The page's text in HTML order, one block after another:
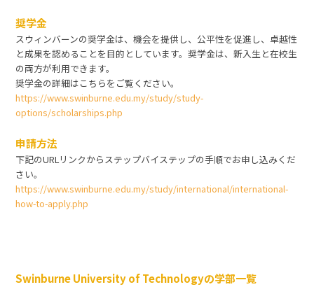
奨学金
スウィンバーンの奨学金は、機会を提供し、公平性を促進し、卓越性
と成果を認めることを目的としています。奨学金は、新入生と在校生
の両方が利用できます。
奨学金の詳細はこちらをご覧ください。
https://www.swinburne.edu.my/study/study-
options/scholarships.php
申請方法
下記のURLリンクからステップバイステップの手順でお申し込みくだ
さい。
https://www.swinburne.edu.my/study/international/international-
how-to-apply.php
Swinburne University of Technologyの学部一覧